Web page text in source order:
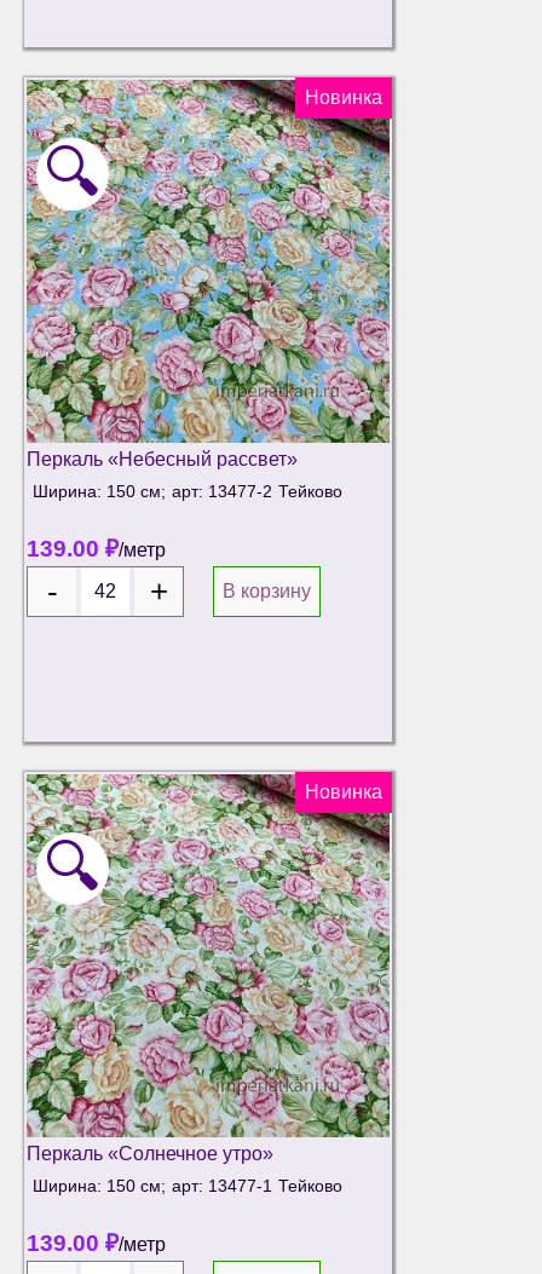
🔍
Новинка
Перкаль «Небесный рассвет»
Ширина: 150 см; арт: 13477-2 Тейково
139.00 ₽/метр
В корзину
🔍
Новинка
Перкаль «Солнечное утро»
Ширина: 150 см; арт: 13477-1 Тейково
139.00 ₽/метр